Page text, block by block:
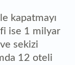
kapatmayı
ise 1 milyar
sekizi
12 oteli